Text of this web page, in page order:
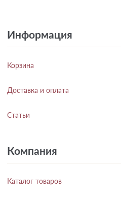
Информация
Корзина
Доставка и оплата
Статьи
Компания
Каталог товаров